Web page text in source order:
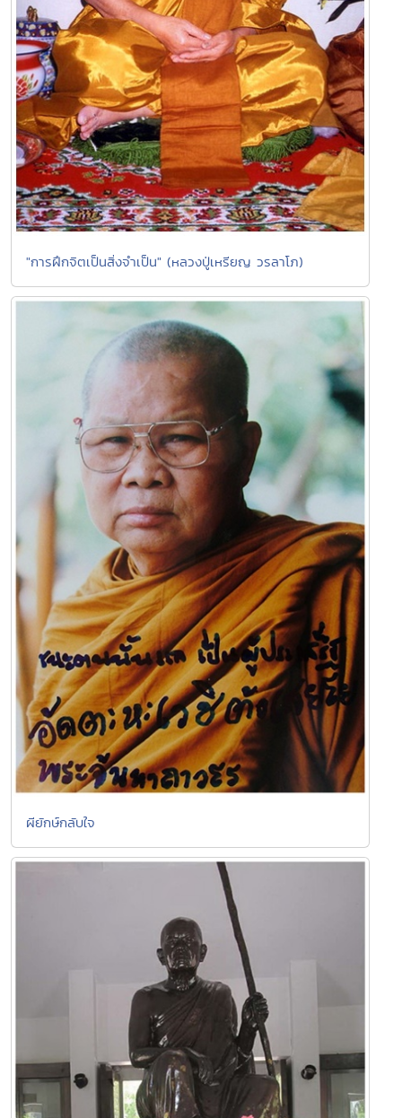
"การฝึกจิตเป็นสิ่งจำเป็น" (หลวงปู่เหรียญ วรลาโภ)
ผียักษ์กลับใจ